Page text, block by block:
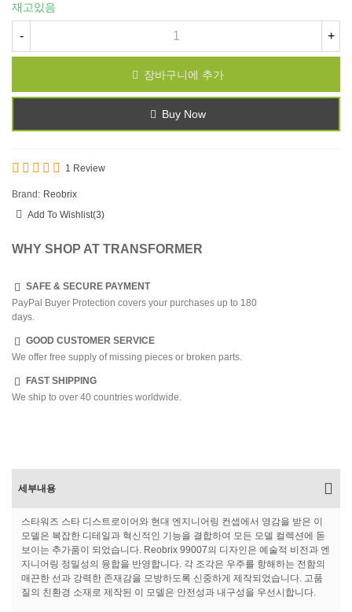
재고있음
- +
장바구니에 추가
Buy Now
1 Review
Brand: Reobrix
Add To Wishlist(3)
WHY SHOP AT TRANSFORMER
SAFE & SECURE PAYMENT
PayPal Buyer Protection covers your purchases up to 180
days.
GOOD CUSTOMER SERVICE
We offer free supply of missing pieces or broken parts.
FAST SHIPPING
We ship to over 40 countries worldwide.
세부내용
스타워즈 스타 디스트로이어와 현대 엔지니어링 컨셉에서 영감을 받은 이
모델은 복잡한 디테일과 혁신적인 기능을 결합하여 모든 모델 컬렉션에 돋
보이는 추가품이 되었습니다. Reobrix 99007의 디자인은 예술적 비전과 엔
지니어링 정밀성의 융합을 반영합니다. 각 조각은 우주를 항해하는 전함의
매끈한 선과 강력한 존재감을 모방하도록 신중하게 제작되었습니다. 고품
질의 친환경 소재로 제작된 이 모델은 안전성과 내구성을 우선시합니다.